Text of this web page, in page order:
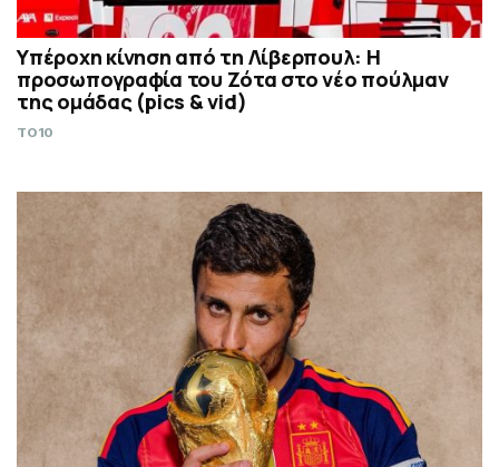
Υπέροχη κίνηση από τη Λίβερπουλ: Η
προσωπογραφία του Ζότα στο νέο πούλμαν
της ομάδας (pics & vid)
TO10